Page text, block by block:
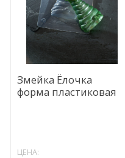
Змейка Ёлочка
форма пластиковая
ЦЕНА: